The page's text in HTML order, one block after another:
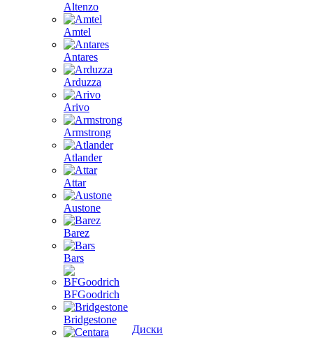
Altenzo
Amtel
Antares
Arduzza
Arivo
Armstrong
Atlander
Attar
Austone
Barez
Bars
BFGoodrich
Bridgestone
Диски